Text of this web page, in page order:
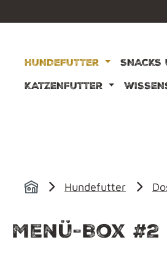
HUNDEFUTTER
SNACKS
KATZENFUTTER
Hundefutter
Menü-Box